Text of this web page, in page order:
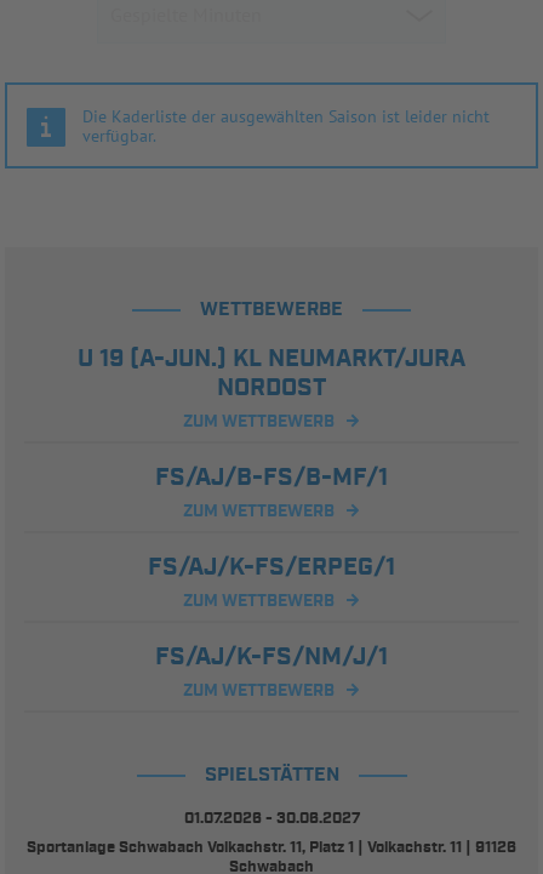
Die Kaderliste der ausgewählten Saison ist leider nicht
verfügbar.
WETTBEWERBE
U 19 (A-JUN.) KL NEUMARKT/JURA
NORDOST
ZUM WETTBEWERB
FS/AJ/B-FS/B-MF/1
ZUM WETTBEWERB
FS/AJ/K-FS/ERPEG/1
ZUM WETTBEWERB
FS/AJ/K-FS/NM/J/1
ZUM WETTBEWERB
SPIELSTÄTTEN
01.07.2026 - 30.06.2027
Sportanlage Schwabach Volkachstr. 11, Platz 1 | Volkachstr. 11 | 91126
Schwabach